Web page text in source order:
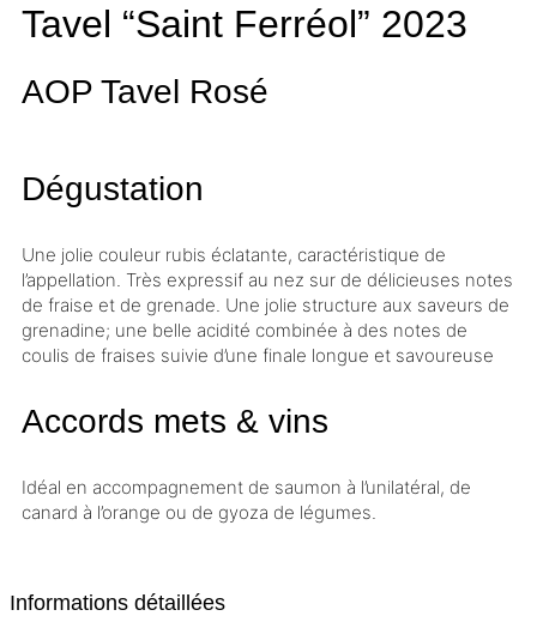
Tavel “Saint Ferréol” 2023
AOP Tavel Rosé
Dégustation
Une jolie couleur rubis éclatante, caractéristique de
l’appellation. Très expressif au nez sur de délicieuses notes
de fraise et de grenade. Une jolie structure aux saveurs de
grenadine; une belle acidité combinée à des notes de
coulis de fraises suivie d’une finale longue et savoureuse
Accords mets & vins
Idéal en accompagnement de saumon à l’unilatéral, de
canard à l’orange ou de gyoza de légumes.
Informations détaillées